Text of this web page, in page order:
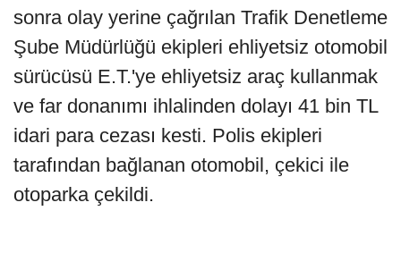
sonra olay yerine çağrılan Trafik Denetleme
Şube Müdürlüğü ekipleri ehliyetsiz otomobil
sürücüsü E.T.'ye ehliyetsiz araç kullanmak
ve far donanımı ihlalinden dolayı 41 bin TL
idari para cezası kesti. Polis ekipleri
tarafından bağlanan otomobil, çekici ile
otoparka çekildi.